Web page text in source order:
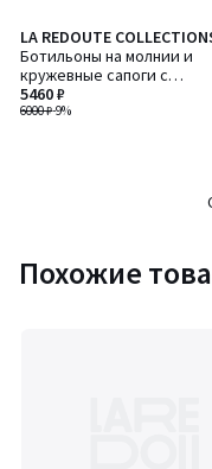
LA REDOUTE
Ботильоны на молнии и
кружевные сапоги с
блестками
6000 ₽-9%
5460 ₽
Похожие